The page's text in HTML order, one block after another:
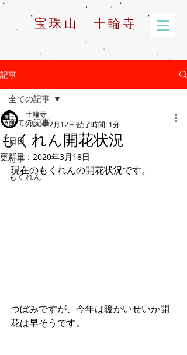
宝珠山 十輪寺
記事
全ての記事
日日
行事
もくれん
全ての記事
もくれん開花状況
十輪寺
2020年2月12日 読了時間: 1分
更新日： 2020年3月18日
現在のもくれんの開花状況です。
つぼみですが、今年は暖かいせいか開
花は早そうです。